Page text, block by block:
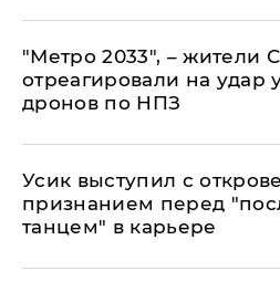
"Метро 2033", – жители
отреагировали на удар
дронов по НПЗ
Усик выступил с
признанием перед
танцем" в карьере